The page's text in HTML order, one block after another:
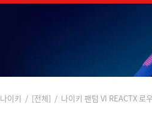
나이키 / [전체] / 나이키 팬텀 VI REACTX 로